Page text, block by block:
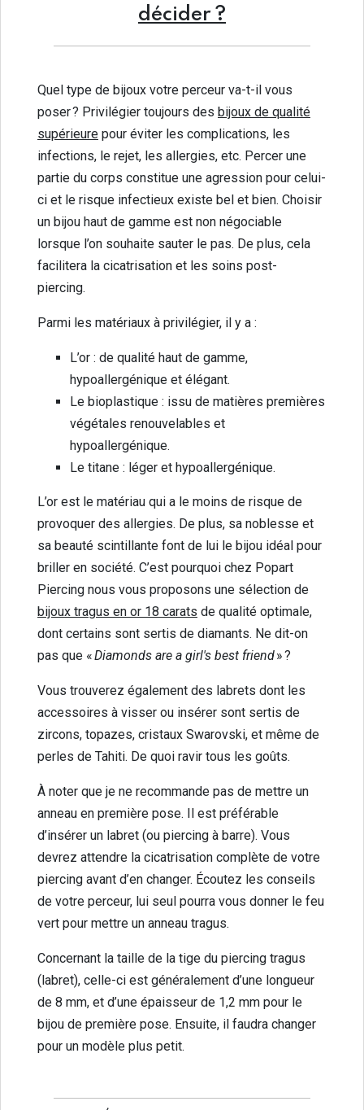
décider ?
Quel type de bijoux votre perceur va-t-il vous
poser ? Privilégier toujours des bijoux de qualité
supérieure pour éviter les complications, les
infections, le rejet, les allergies, etc. Percer une
partie du corps constitue une agression pour celui-
ci et le risque infectieux existe bel et bien. Choisir
un bijou haut de gamme est non négociable
lorsque l’on souhaite sauter le pas. De plus, cela
facilitera la cicatrisation et les soins post-
piercing.
Parmi les matériaux à privilégier, il y a :
L’or : de qualité haut de gamme,
hypoallergénique et élégant.
Le bioplastique : issu de matières premières
végétales renouvelables et
hypoallergénique.
Le titane : léger et hypoallergénique.
L’or est le matériau qui a le moins de risque de
provoquer des allergies. De plus, sa noblesse et
sa beauté scintillante font de lui le bijou idéal pour
briller en société. C’est pourquoi chez Popart
Piercing nous vous proposons une sélection de
bijoux tragus en or 18 carats de qualité optimale,
dont certains sont sertis de diamants. Ne dit-on
pas que «Diamonds are a girl's best friend» ?
Vous trouverez également des labrets dont les
accessoires à visser ou insérer sont sertis de
zircons, topazes, cristaux Swarovski, et même de
perles de Tahiti. De quoi ravir tous les goûts.
À noter que je ne recommande pas de mettre un
anneau en première pose. Il est préférable
d’insérer un labret (ou piercing à barre). Vous
devrez attendre la cicatrisation complète de votre
piercing avant d’en changer. Écoutez les conseils
de votre perceur, lui seul pourra vous donner le feu
vert pour mettre un anneau tragus.
Concernant la taille de la tige du piercing tragus
(labret), celle-ci est généralement d’une longueur
de 8 mm, et d’une épaisseur de 1,2 mm pour le
bijou de première pose. Ensuite, il faudra changer
pour un modèle plus petit.